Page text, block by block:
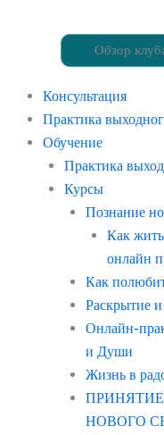
Обзор
Консультация
Практика
Обучение
Практика
Курсы
Познание
Как
онлайн
Как
Раскрытие
Онлайн-
и Души
Жизнь в
НОВОГО